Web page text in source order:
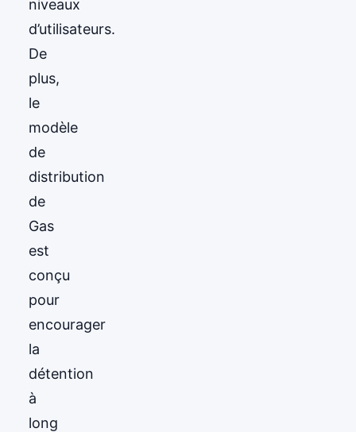
niveaux
d’utilisateurs.
De
plus,
le
modèle
de
distribution
de
Gas
est
conçu
pour
encourager
la
détention
à
long